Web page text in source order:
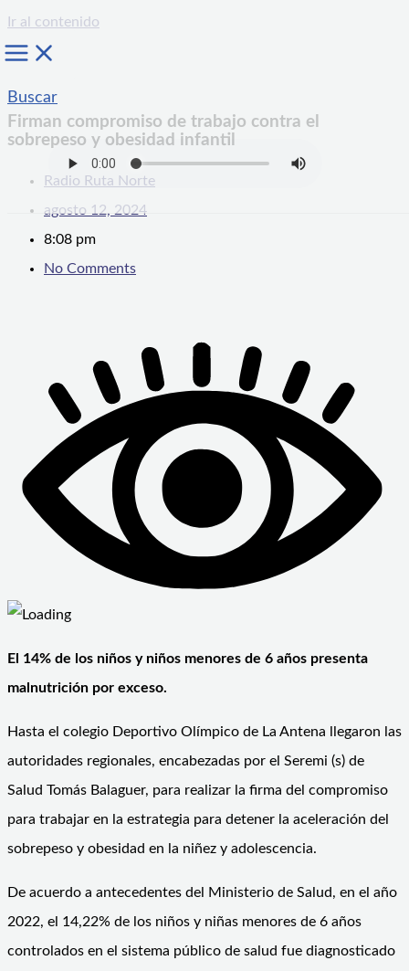
Ir al contenido
Buscar
Firman compromiso de trabajo contra el
sobrepeso y obesidad infantil
Radio Ruta Norte
agosto 12, 2024
8:08 pm
No Comments
El 14% de los niños y niños menores de 6 años presenta
malnutrición por exceso.
Hasta el colegio Deportivo Olímpico de La Antena llegaron las
autoridades regionales, encabezadas por el Seremi (s) de
Salud Tomás Balaguer, para realizar la firma del compromiso
para trabajar en la estrategia para detener la aceleración del
sobrepeso y obesidad en la niñez y adolescencia.
De acuerdo a antecedentes del Ministerio de Salud, en el año
2022, el 14,22% de los niños y niñas menores de 6 años
controlados en el sistema público de salud fue diagnosticado